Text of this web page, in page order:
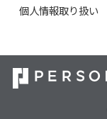
個人情報取り扱い